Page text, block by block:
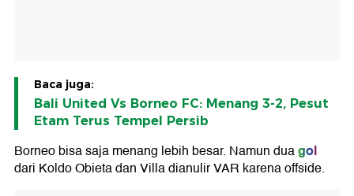
Baca juga:
Bali United Vs Borneo FC: Menang 3-2, Pesut
Etam Terus Tempel Persib
Borneo bisa saja menang lebih besar. Namun duagol
dari Koldo Obieta dan Villa dianulir VAR karena offside.